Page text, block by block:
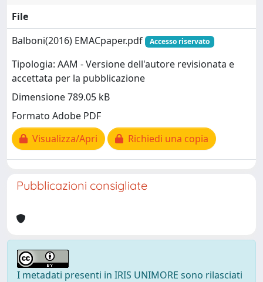
File
Balboni(2016) EMACpaper.pdf
Accesso riservato
Tipologia: AAM - Versione dell'autore revisionata e
accettata per la pubblicazione
Dimensione 789.05 kB
Formato Adobe PDF
Visualizza/Apri
Richiedi una copia
Pubblicazioni consigliate
I metadati presenti in IRIS UNIMORE sono rilasciati